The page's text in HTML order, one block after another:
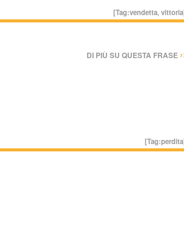
[Tag:vendetta,vittoria
DI PIÙ SU QUESTA FRASE
[Tag:perdita